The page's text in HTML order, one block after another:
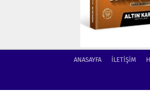
ANASAYFA İLETİŞİM